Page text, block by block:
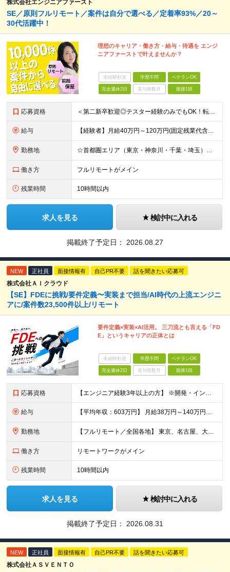
株式会社エンジニアファースト
SE／原則フルリモート／案件は自分で選べる／定着率93%／20～
30代活躍中！
理想のキャリア・働き方・給与・待遇を エンジ
ニアファーストで叶えませんか？
未経験歓迎 学歴不問 ベテランOK
完全週休2日 賞与複数月 面接1回
応募資格 ＜第二新卒歓迎◎テスター経験のみでもOK！転職回数不問＞ ■学歴不問 ■ブランクOK ■エンジニアとしての実務経験が1年以上ある方 └開発、インフラ、工程、言語は一切不問！ ※未経験も若干名募集して
給与 【経験者】月給40万円～120万円(固定残業代含む)+各種手当 ★前職給与の総収入額を100％保証｜還元率84％〜100％ ★20代の平均年収570万円 ※月給には、みなし残業手当(月30時間／5万
勤務地 ☆首都圏エリア（東京・神奈川・千葉・埼玉）・名古屋・大阪・福岡を中心とした全国各地のプロジェクト先に参画いただきます。 ※希望をヒアリングした上で決定します ☆全国各地からフルリモートOK 【本社】
働き方 フルリモートがメイン
残業時間 10時間以内
求人を見る 検討中に入れる
掲載終了予定日： 2026.08.27
NEW 正社員 面接情報有 自己PR不要 話を聞きたい応募可
株式会社ＡＩクラウド
【SE】FDEに挑戦/要件定義〜実装まで担当/AI時代の上流エンジニ
アに/案件数23,500件以上/リモート
要件定義×実装×AI活用。 三刀流とも言える「FD
E」というキャリアの正体とは
未経験歓迎 学歴不問 ベテランOK
完全週休2日 賞与複数月 面接1回
応募資格 【エンジニア経験3年以上の方】 ※開発・インフラ・工程・言語一切不問 ※文理・学歴不問 【歓迎条件】 ◆Python実務経験がある方 ◆LLM・生成AIを使った開発経験がある方 ◆要件定義・顧客折衝
給与 【平均年収：603万円】 月給38万円～140万円＋諸手当（経験者） 【平均年収603万円】 ※案件の契約内容や昇給額などはすべて開示します。 ※経験や能力を考慮し決定します。 ※月給には固定残業
勤務地 【フルリモート／全国各地】 東京、名古屋、大阪、福岡を中心とした全国のプロジェクトにアサイン。 ※プロジェクトは完全選択制です。 ※フルリモート、ハイブリッド型、常駐案件から自由に選択可能です。 ※転
働き方 リモートワークがメイン
残業時間 10時間以内
求人を見る 検討中に入れる
掲載終了予定日： 2026.08.31
NEW 正社員 面接情報有 自己PR不要 話を聞きたい応募可
株式会社ＡＳＶＥＮＴＯ